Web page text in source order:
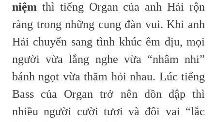
niệm thì tiếng Organ của anh Hải rộn
ràng trong những cung đàn vui. Khi anh
Hải chuyển sang tình khúc êm dịu, mọi
người vừa lắng nghe vừa “nhâm nhi”
bánh ngọt vừa thăm hỏi nhau. Lúc tiếng
Bass của Organ trở nên dồn dập thì
nhiều người cười tươi và đôi vai “lắc